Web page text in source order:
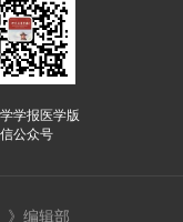
学报医学版
公众号
》编辑部